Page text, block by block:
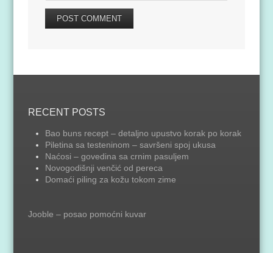
RECENT POSTS
Bao buns recept – detaljno upustvo korak po korak
Piletina sa testeninom – savršeni spoj ukusa
Naćosi – govedina sa crnim pasuljem
Novogodišnji venčić od pereca
Domaći piling za kožu tokom zime
Jooble – posao pomoćni kuvar